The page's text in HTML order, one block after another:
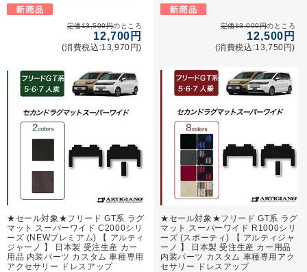
定価13,500円のところ
12,700円
(消費税込:13,970円)
定価13,000円のところ
12,500円
(消費税込:13,750円)
★セール対象★フリード GT系 ラグ
マット スーパーワイド C2000シリ
ーズ (NEWプレミアム) 【 アルティ
ジャーノ 】 日本製 受注生産 カー
用品 内装パーツ カスタム 車種専用
アクセサリー ドレスアップ
★セール対象★フリード GT系 ラグ
マット スーパーワイド R1000シリ
ーズ (スポーティ) 【 アルティジャ
ーノ 】 日本製 受注生産 カー用品
内装パーツ カスタム 車種専用アク
セサリー ドレスアップ